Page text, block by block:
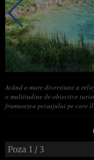
Având o mare diversitate a
o multitudine de obiective
frumuseţea peisajului pe care
Poza 1 / 3